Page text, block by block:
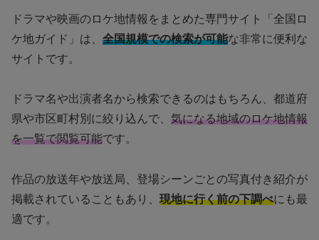
ドラマや映画のロケ地情報をまとめた専門サイト「全国ロ
ケ地ガイド」は、 全国規模での検索が可能な非常に便利な
サイトです。
ドラマ名や出演者名から検索できるのはもちろん、都道府
県や市区町村別に絞り込んで、 気になる地域のロケ地情報
を一覧で閲覧可能です。
作品の放送年や放送局、登場シーンごとの写真付き紹介が
掲載されていることもあり、 現地に行く前の下調べにも最
適です。